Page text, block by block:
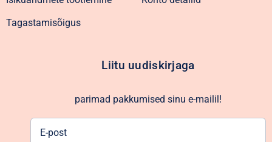
Tagastamisõigus
Liitu uudiskirjaga
parimad pakkumised sinu e-mailil!